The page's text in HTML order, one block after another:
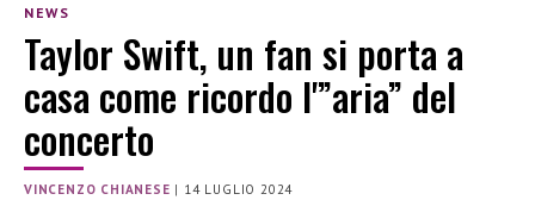
NEWS
Taylor Swift, un fan si porta a
casa come ricordo l'”aria” del
concerto
VINCENZO CHIANESE | 14 LUGLIO 2024